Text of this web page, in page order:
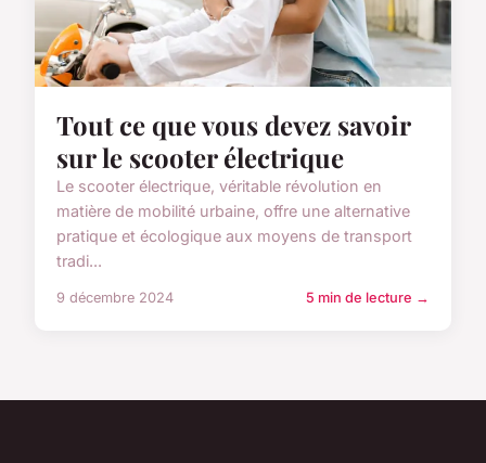
Tout ce que vous devez savoir
sur le scooter électrique
Le scooter électrique, véritable révolution en
matière de mobilité urbaine, offre une alternative
pratique et écologique aux moyens de transport
tradi...
9 décembre 2024 5 min de lecture →